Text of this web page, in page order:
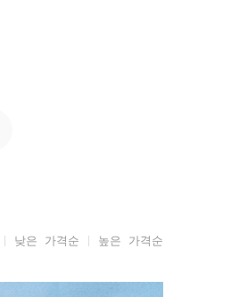
낮은 가격순 높은 가격순